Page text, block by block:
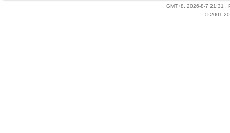
GMT+8, 2026-8-7 21:31
© 2001-